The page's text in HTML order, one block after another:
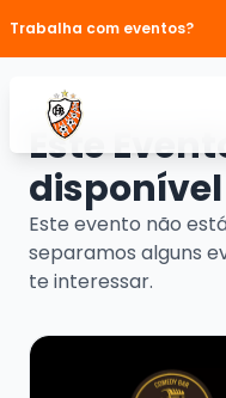
Trabalha com eventos?
Este
Este evento não
separamos alguns
te interessar.
Veja mais sobre